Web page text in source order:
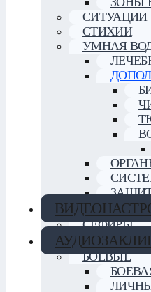
СИТУАЦИИ
СТИХИИ
УМНАЯ
СЕФИРЫ
БОЕВЫЕ